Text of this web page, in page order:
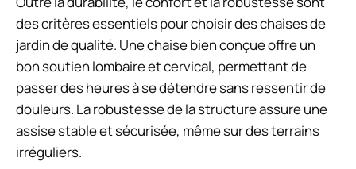
des critères essentiels pour choisir des chaises de
jardin de qualité. Une chaise bien conçue offre un
bon soutien lombaire et cervical, permettant de
passer des heures à se détendre sans ressentir de
douleurs. La robustesse de la structure assure une
assise stable et sécurisée, même sur des terrains
irréguliers.